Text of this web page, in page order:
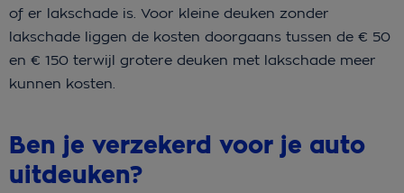
of er lakschade is. Voor kleine deuken zonder
lakschade liggen de kosten doorgaans tussen de € 50
en € 150 terwijl grotere deuken met lakschade meer
kunnen kosten.
Ben je verzekerd voor je auto
uitdeuken?